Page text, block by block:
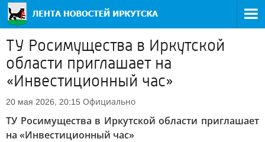
ТУ Росимущества в Иркутской
области приглашает на
«Инвестиционный час»
20 мая 2026, 20:15 Официально
ТУ Росимущества в Иркутской области приглашает
на «Инвестиционный час»